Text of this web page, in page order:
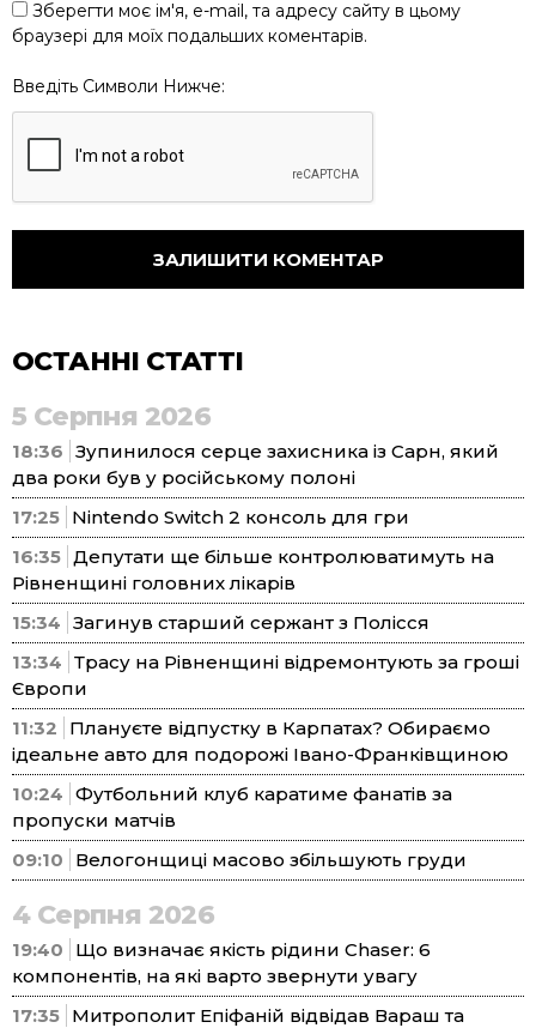
Зберегти моє ім'я, e-mail, та адресу сайту в цьому
браузері для моїх подальших коментарів.
Введіть Символи Нижче:
ОСТАННІ СТАТТІ
5 Серпня 2026
18:36 Зупинилося серце захисника із Сарн, який
два роки був у російському полоні
17:25 Nintendo Switch 2 консоль для гри
16:35 Депутати ще більше контролюватимуть на
Рівненщині головних лікарів
15:34 Загинув старший сержант з Полісся
13:34 Трасу на Рівненщині відремонтують за гроші
Європи
11:32
Плануєте відпустку в Карпатах? Обираємо
ідеальне авто для подорожі Івано-Франківщиною
10:24 Футбольний клуб каратиме фанатів за
пропуски матчів
09:10
Велогонщиці масово збільшують груди
4 Серпня 2026
19:40
Що визначає якість рідини Chaser: 6
компонентів, на які варто звернути увагу
17:35 Митрополит Епіфаній відвідав Вараш та